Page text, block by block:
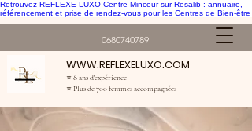
Retrouvez REFLEXE LUXO Centre Minceur sur Resalib : annuaire,
référencement et prise de rendez-vous pour les Centres de Bien-être
0680740789
WWW.REFLEXELUXO.COM
⭐ 8 ans d'expérience
⭐ Plus de 700 femmes accompagnées